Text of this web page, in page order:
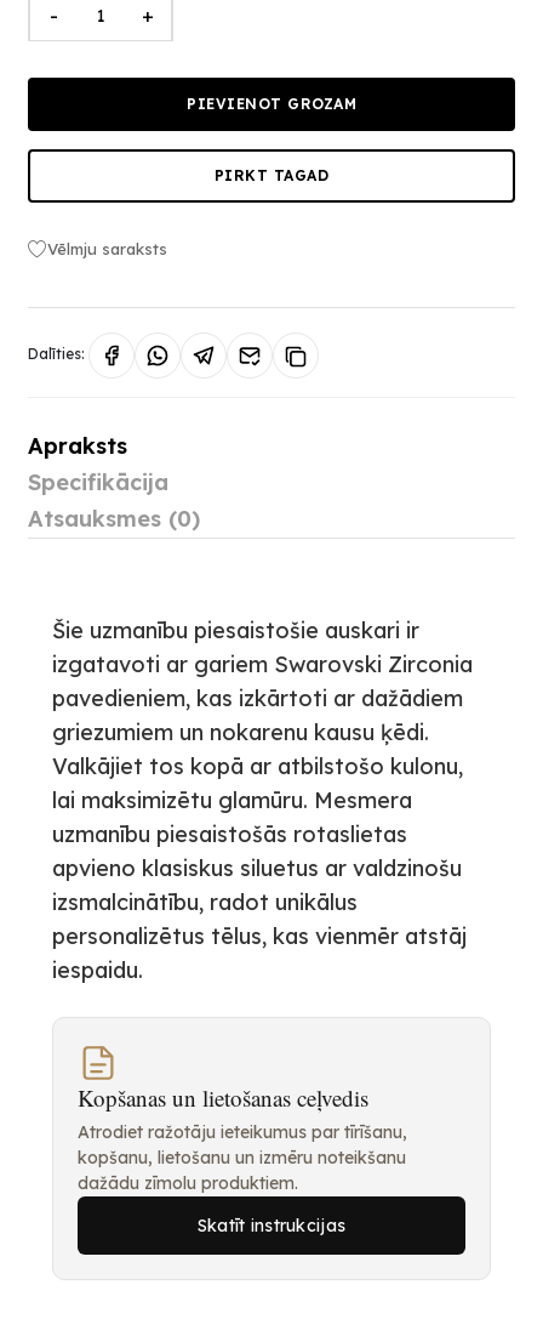
- +
PIEVIENOT GROZAM
PIRKT TAGAD
Vēlmju saraksts
Dalīties:
Apraksts
Specifikācija
Atsauksmes (0)
Šie uzmanību piesaistošie auskari ir
izgatavoti ar gariem Swarovski Zirconia
pavedieniem, kas izkārtoti ar dažādiem
griezumiem un nokarenu kausu ķēdi.
Valkājiet tos kopā ar atbilstošo kulonu,
lai maksimizētu glamūru. Mesmera
uzmanību piesaistošās rotaslietas
apvieno klasiskus siluetus ar valdzinošu
izsmalcinātību, radot unikālus
personalizētus tēlus, kas vienmēr atstāj
iespaidu.
Kopšanas un lietošanas ceļvedis
Atrodiet ražotāju ieteikumus par tīrīšanu,
kopšanu, lietošanu un izmēru noteikšanu
dažādu zīmolu produktiem.
Skatīt instrukcijas